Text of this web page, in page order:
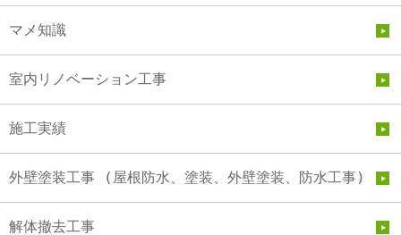
マメ知識
室内リノベーション工事
施工実績
外壁塗装工事 (屋根防水、塗装、外壁塗装、防水工事)
解体撤去工事